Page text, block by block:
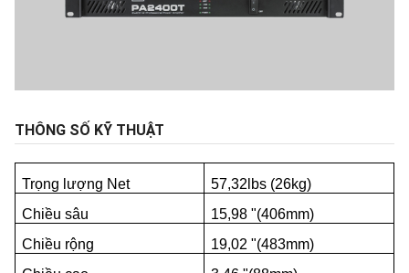
THÔNG SỐ KỸ THUẬT
Trọng lượng Net
57,32lbs (26kg)
Chiều sâu
15,98 "(406mm)
Chiều rộng
19,02 "(483mm)